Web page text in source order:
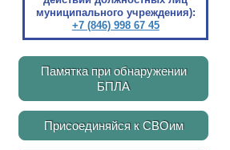
муниципального учреждения):
+7 (846) 998 67 45
Памятка при обнаружении
БПЛА
Присоединяйся к СВОим